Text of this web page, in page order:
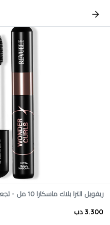
ريفويل الترا بلاك ماسكارا 10 مل - تجعيد الشعر العجيب
3.300 دب